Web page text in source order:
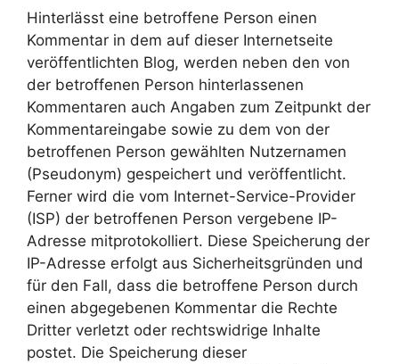
Hinterlässt eine betroffene Person einen
Kommentar in dem auf dieser Internetseite
veröffentlichten Blog, werden neben den von
der betroffenen Person hinterlassenen
Kommentaren auch Angaben zum Zeitpunkt der
Kommentareingabe sowie zu dem von der
betroffenen Person gewählten Nutzernamen
(Pseudonym) gespeichert und veröffentlicht.
Ferner wird die vom Internet-Service-Provider
(ISP) der betroffenen Person vergebene IP-
Adresse mitprotokolliert. Diese Speicherung der
IP-Adresse erfolgt aus Sicherheitsgründen und
für den Fall, dass die betroffene Person durch
einen abgegebenen Kommentar die Rechte
Dritter verletzt oder rechtswidrige Inhalte
postet. Die Speicherung dieser